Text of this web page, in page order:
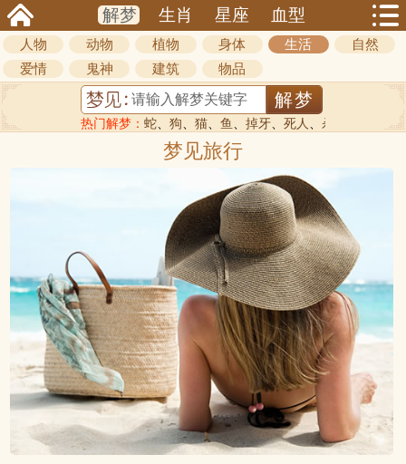
解梦 生肖 星座 血型
人物 动物 植物 身体 生活
自然
爱情
鬼神 建筑 物品
热门解梦： 蛇、 狗、 猫、 鱼 、 掉牙、 死人 、 杀人
梦见旅行